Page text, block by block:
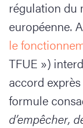
régulation du
européenne.
le
TFUE »)
accord
formule
d’empêcher,